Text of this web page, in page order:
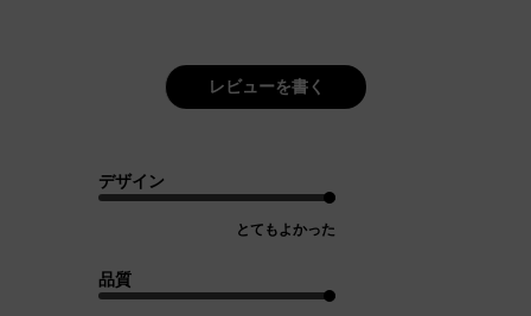
レビューを書く
デザイン
とてもよかった
品質